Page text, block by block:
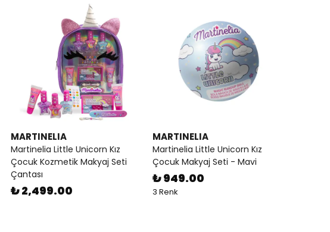
MARTINELIA
Martinelia Little Unicorn Kız
Çocuk Kozmetik Makyaj Seti
Çantası
₺ 2,499.00
MARTINELIA
Martinelia Little Unicorn Kız
Çocuk Makyaj Seti - Mavi
₺ 949.00
3 Renk